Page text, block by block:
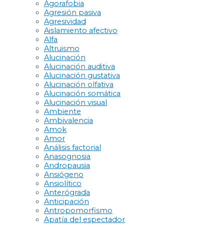
Agorafobia
Agresión pasiva
Agresividad
Aislamiento afectivo
Alfa
Altruismo
Alucinación
Alucinación auditiva
Alucinación gustativa
Alucinación olfativa
Alucinación somática
Alucinación visual
Ambiente
Ambivalencia
Amok
Amor
Análisis factorial
Anasognosia
Andropausia
Ansiógeno
Ansiolítico
Anterógrada
Anticipación
Antropomorfismo
Apatía del espectador